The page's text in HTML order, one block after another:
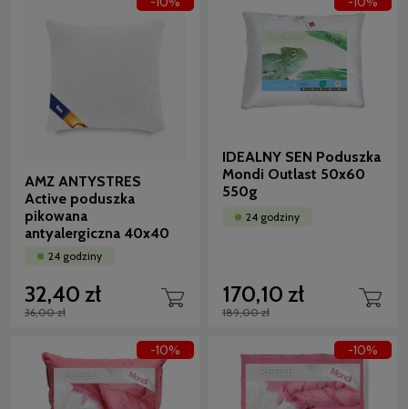
AMZ ANTYSTRES
Active poduszka
pikowana
antyalergiczna 40x40
24 godziny
32,40 zł
36,00 zł
IDEALNY SEN Poduszka
Mondi Outlast 50x60
550g
24 godziny
170,10 zł
189,00 zł
-10% -10%